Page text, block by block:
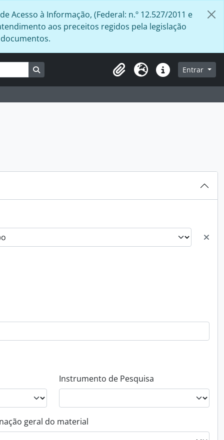
à Informação, (Federal: n.º 12.527/2011 e
aos preceitos regidos pela legislação
Busque na página de navegação
Área de Transferência
Idioma Atalhos Entrar
Instrumento de Pesquisa
geral do material